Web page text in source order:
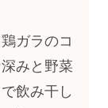
ガラのコ
みと野菜
飲み干し